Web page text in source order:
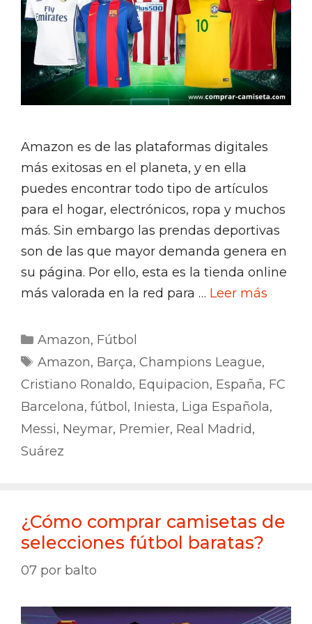
Amazon es de las plataformas digitales
más exitosas en el planeta, y en ella
puedes encontrar todo tipo de artículos
para el hogar, electrónicos, ropa y muchos
más. Sin embargo las prendas deportivas
son de las que mayor demanda genera en
su página. Por ello, esta es la tienda online
más valorada en la red para … Leer más
Categorías
Amazon, Fútbol
Etiquetas
Amazon, Barça, Champions League,
Cristiano Ronaldo, Equipacion, España, FC
Barcelona, fútbol , Iniesta, Liga Española,
Messi, Neymar, Premier, Real Madrid,
Suárez
¿Cómo comprar camisetas de
selecciones fútbol baratas?
07 por balto